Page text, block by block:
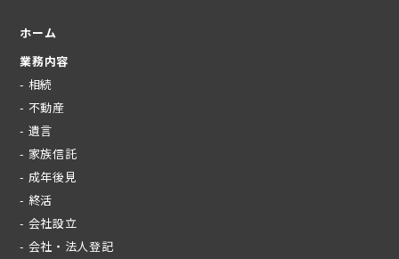
ホーム
業務内容
- 相続
- 不動産
- 遺言
- 家族信託
- 成年後見
- 終活
- 会社設立
- 会社・法人登記